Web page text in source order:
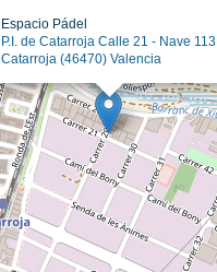
Espacio Pádel
P.I. de Catarroja Calle 21 - Nave 113
Catarroja (46470) Valencia